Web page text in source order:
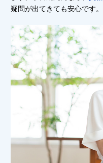
疑問が出てきても安心です。